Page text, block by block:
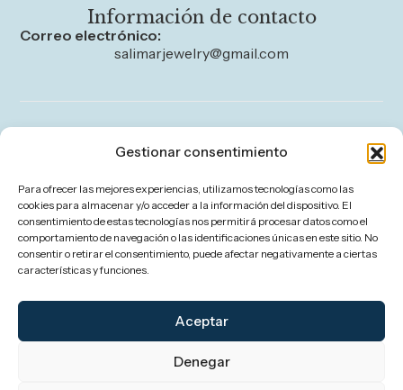
Gestionar consentimiento
Para ofrecer las mejores experiencias, utilizamos tecnologías como las
cookies para almacenar y/o acceder a la información del dispositivo. El
consentimiento de estas tecnologías nos permitirá procesar datos como el
comportamiento de navegación o las identificaciones únicas en este sitio. No
consentir o retirar el consentimiento, puede afectar negativamente a ciertas
características y funciones.
Aceptar
Denegar
Información de contacto
Correo electrónico:
salimarjewelry@gmail.com
Política de privacidad
Política de cookies (UE)
Política de envíos y devoluciones